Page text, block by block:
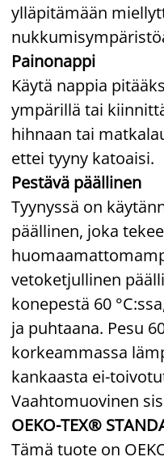
ylläpitämään
Painonappi
Käytä nappia
ympärillä tai
hihnaan tai
ettei tyyny katoaisi.
Pestävä päällinen
Tyynyssä on
päällinen, joka
vetoketjullinen
konepestä 60
ja puhtaana. Pesu
korkeammassa
kankaasta ei-
Vaahtomuovinen
OEKO-TEX®
Tämä tuote on